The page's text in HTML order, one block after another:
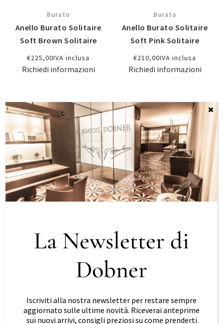
Burato
Anello Burato Solitaire
Soft Brown Solitaire
€225,00IVA inclusa
Richiedi informazioni
Burato
Anello Burato Solitaire
Soft Pink Solitaire
€210,00IVA inclusa
Richiedi informazioni
265,00IVA inclusa
Richiedi informazioni
La Newsletter di
Dobner
Iscriviti alla nostra newsletter per restare sempre
aggiornato sulle ultime novità. Riceverai anteprime
sui nuovi arrivi, consigli preziosi su come prenderti